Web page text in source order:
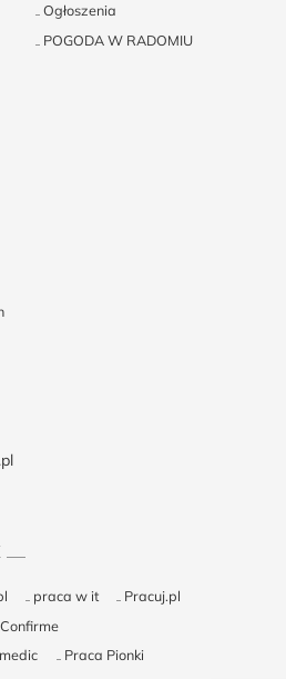
Ogłoszenia
POGODA W RADOMIU
praca w it
Pracuj.pl
Praca Pionki